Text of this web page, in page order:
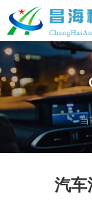
当
汽车